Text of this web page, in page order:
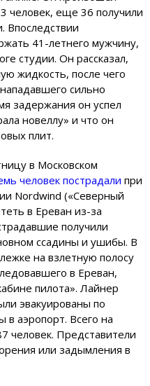
человек, еще 36 получили
Впоследствии
41-летнего мужчину,
студии. Он рассказал,
жидкость, после чего
сильно
задержания он успел
новеллу» и что он
плит.
в Московском
человек пострадали при
Nordwind («Северный
в Ереван из-за
получили
ссадины и ушибы. В
на взлетную полосу
в Ереван,
пилота». Лайнер
эвакуированы по
в аэропорт. Всего на
человек. Представители
или задымления в